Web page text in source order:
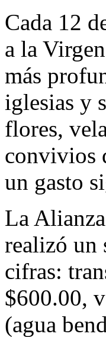
Cada 12
a la
más
iglesias y
flores,
convivios
un gasto
La
realizó un
cifras:
$600.00,
(agua